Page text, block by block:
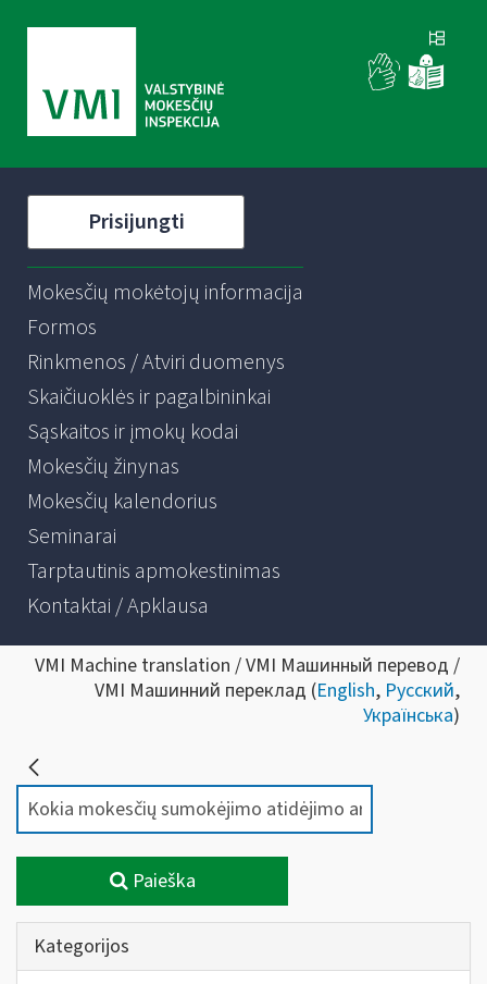
Prisijungti
Mokesčių mokėtojų informacija
Formos
Rinkmenos / Atviri duomenys
Skaičiuoklės ir pagalbininkai
Sąskaitos ir įmokų kodai
Mokesčių žinynas
Mokesčių kalendorius
Seminarai
Tarptautinis apmokestinimas
Kontaktai / Apklausa
VMI Machine translation / VMI Машинный перевод /
VMI Машинний переклад (English, Русский,
Українська)
Paieška
Kategorijos